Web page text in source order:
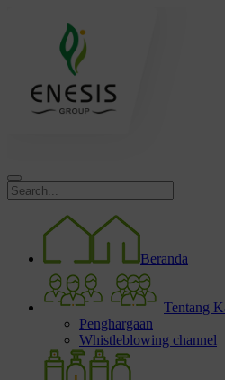
Beranda
Tentang
Penghargaan
Whistleblowing channel